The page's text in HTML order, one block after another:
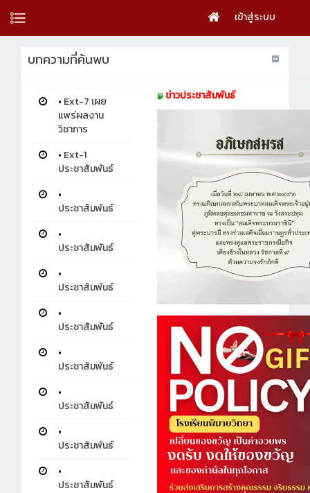
เข้าสู่ระบบ
บทความที่ค้นพบ
• Ext-7 เผย
แพร่ผลงาน
วิชาการ
• Ext-1
ประชาสัมพันธ์
•
ประชาสัมพันธ์
•
ประชาสัมพันธ์
•
ประชาสัมพันธ์
•
ประชาสัมพันธ์
•
ประชาสัมพันธ์
•
ประชาสัมพันธ์
•
ประชาสัมพันธ์
•
ประชาสัมพันธ์
ข่าวประชาสัมพันธ์